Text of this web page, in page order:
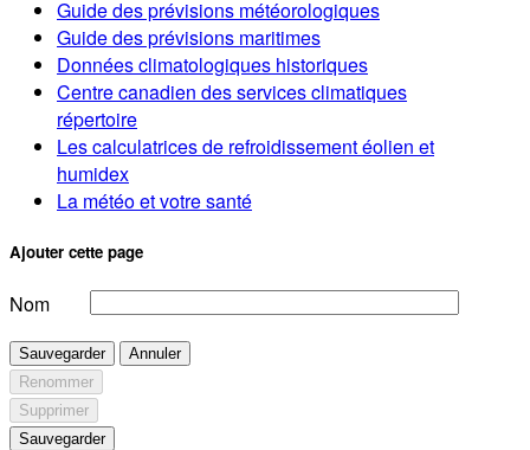
Guide des prévisions météorologiques
Guide des prévisions maritimes
Données climatologiques historiques
Centre canadien des services climatiques
répertoire
Les calculatrices de refroidissement éolien et
humidex
La météo et votre santé
Ajouter cette page
Nom
Sauvegarder
Annuler
Renommer
Supprimer
Sauvegarder